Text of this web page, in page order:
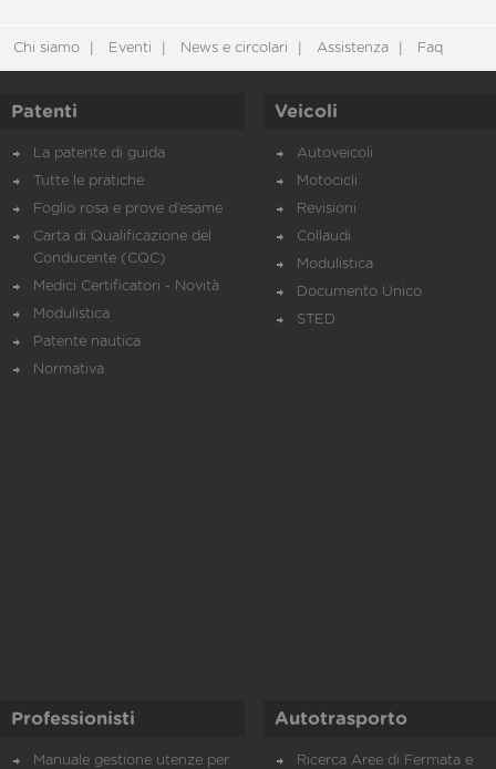
Chi siamo Eventi News e circolari Assistenza Faq
Patenti
La patente di guida
Tutte le pratiche
Foglio rosa e prove d’esame
Carta di Qualificazione del
Conducente (CQC)
Medici Certificatori - Novità
Modulistica
Patente nautica
Normativa
Veicoli
Autoveicoli
Motocicli
Revisioni
Collaudi
Modulistica
Documento Unico
STED
Professionisti
Manuale gestione utenze per
Autotrasporto
Ricerca Aree di Fermata e